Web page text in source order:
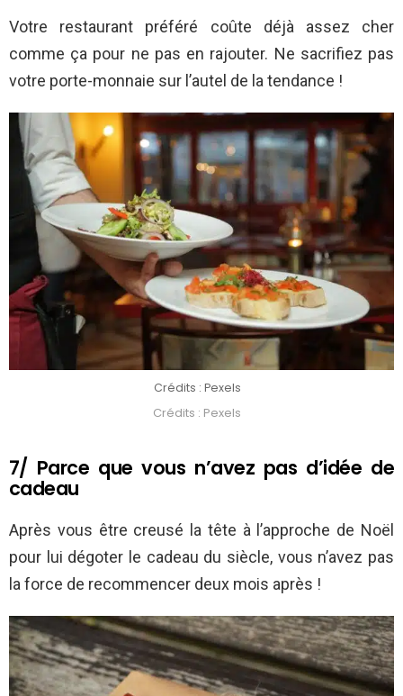
Votre restaurant préféré coûte déjà assez cher
comme ça pour ne pas en rajouter. Ne sacrifiez pas
votre porte-monnaie sur l’autel de la tendance !
Crédits : Pexels
Crédits : Pexels
7/ Parce que vous n’avez pas d’idée de
cadeau
Après vous être creusé la tête à l’approche de Noël
pour lui dégoter le cadeau du siècle, vous n’avez pas
la force de recommencer deux mois après !